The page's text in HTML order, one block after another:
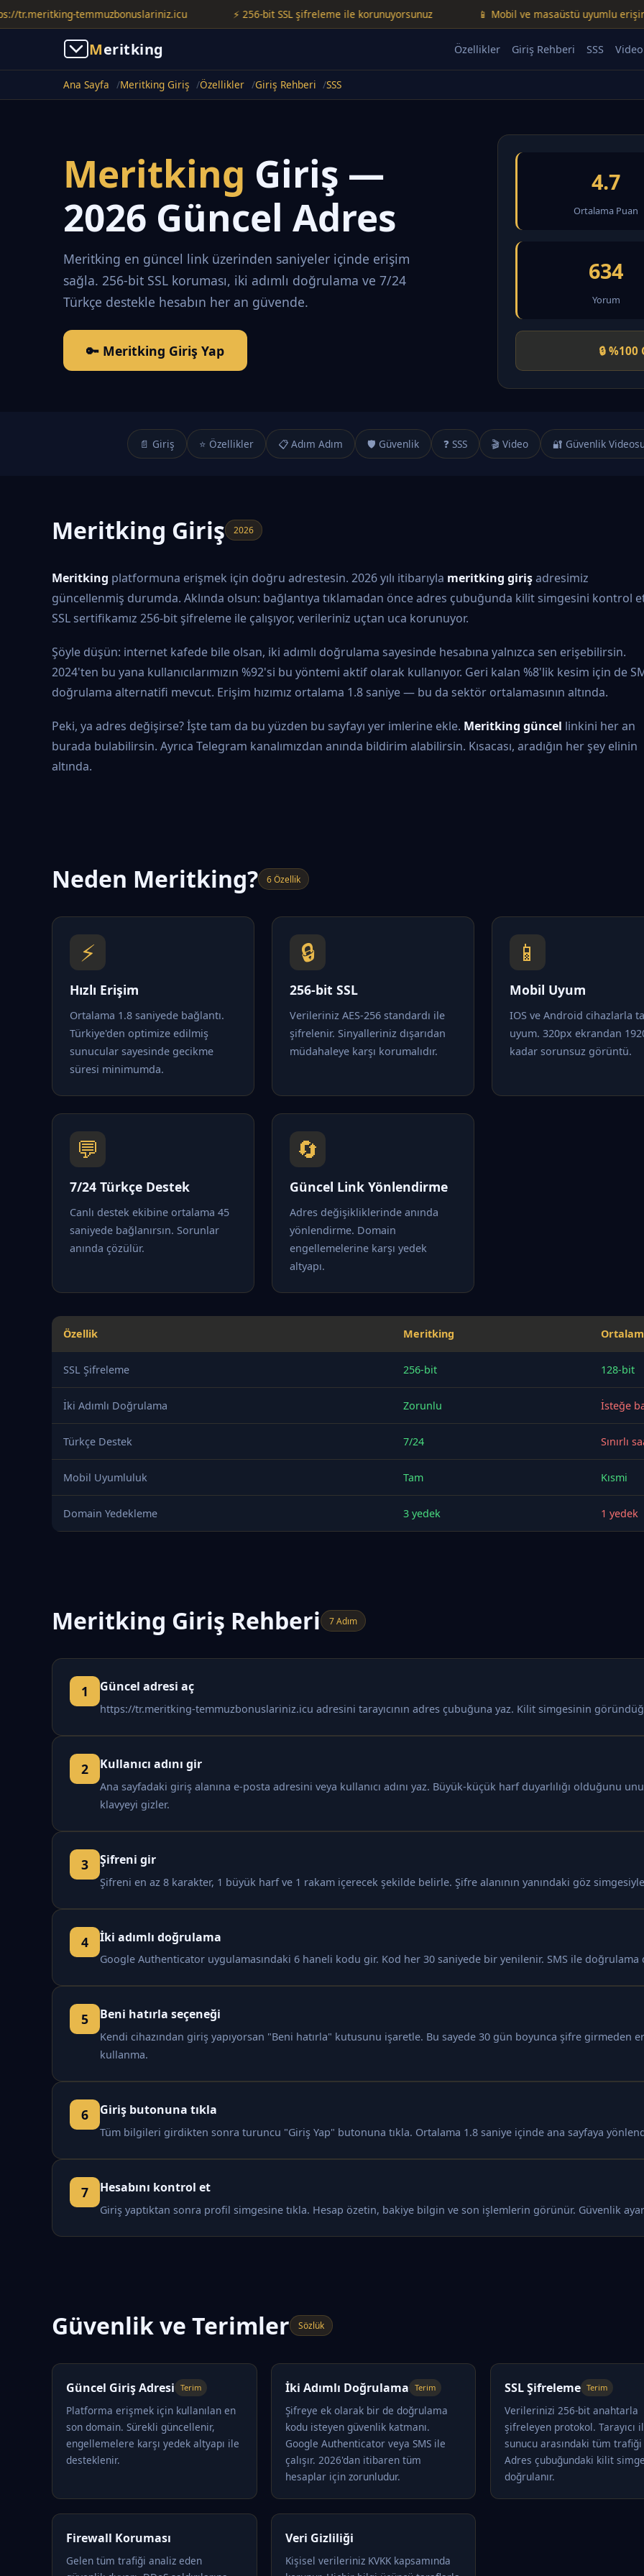
temmuzbonuslariniz.icu ⚡ 256-bit SSL şifreleme ile korunuyorsunuz 📱 Mobil ve masaüstü uyumlu erişim
Meritking Özellikler Giriş Rehberi SSS Video
Ana Sayfa Meritking Giriş Özellikler Giriş Rehberi SSS
Meritking Giriş —
2026 Güncel Adres
Meritking en güncel link üzerinden saniyeler içinde erişim
sağla. 256-bit SSL koruması, iki adımlı doğrulama ve 7/24
Türkçe destekle hesabın her an güvende.
🔑 Meritking Giriş Yap
4.7
Ortalama Puan
634
Yorum
🔒
📄 Giriş ⭐ Özellikler 📋 Adım Adım 🛡️ Güvenlik ❓ SSS 🎬 Video 🔐 Güvenlik
Meritking Giriş 2026
Meritking platformuna erişmek için doğru adrestesin. 2026 yılı itibarıyla meritking girişadresimiz
güncellenmiş durumda. Aklında olsun: bağlantıya tıklamadan önce adres çubuğunda kilit simgesini kontrol
SSL sertifikamız 256-bit şifreleme ile çalışıyor, verileriniz uçtan uca korunuyor.
Şöyle düşün: internet kafede bile olsan, iki adımlı doğrulama sayesinde hesabına yalnızca sen erişebilirsin.
2024'ten bu yana kullanıcılarımızın %92'si bu yöntemi aktif olarak kullanıyor. Geri kalan %8'lik kesim için de
doğrulama alternatifi mevcut. Erişim hızımız ortalama 1.8 saniye — bu da sektör ortalamasının altında.
Peki, ya adres değişirse? İşte tam da bu yüzden bu sayfayı yer imlerine ekle. Meritking güncel linkini her an
burada bulabilirsin. Ayrıca Telegram kanalımızdan anında bildirim alabilirsin. Kısacası, aradığın her şey elinin
altında.
Neden Meritking? 6 Özellik
⚡
Hızlı Erişim
Ortalama 1.8 saniyede bağlantı.
Türkiye'den optimize edilmiş
sunucular sayesinde gecikme
süresi minimumda.
🔒
256-bit SSL
Verileriniz AES-256 standardı ile
şifrelenir. Sinyalleriniz dışarıdan
müdahaleye karşı korumalıdır.
📱
Mobil Uyum
IOS ve Android cihazlarla
uyum. 320px ekrandan
kadar sorunsuz görüntü.
💬
7/24 Türkçe Destek
Canlı destek ekibine ortalama 45
saniyede bağlanırsın. Sorunlar
anında çözülür.
🔄
Güncel Link Yönlendirme
Adres değişikliklerinde anında
yönlendirme. Domain
engellemelerine karşı yedek
altyapı.
Özellik Meritking
SSL Şifreleme 256-bit 128-bit
İki Adımlı Doğrulama Zorunlu İsteğe
Türkçe Destek 7/24 Sınırlı
Mobil Uyumluluk Tam Kısmi
Domain Yedekleme 3 yedek 1 yedek
Meritking Giriş Rehberi 7 Adım
Güncel adresi aç
https://tr.meritking-temmuzbonuslariniz.icu adresini tarayıcının adres çubuğuna yaz. Kilit simgesinin
Kullanıcı adını gir
Ana sayfadaki giriş alanına e-posta adresini veya kullanıcı adını yaz. Büyük-küçük harf duyarlılığı olduğunu
klavyeyi gizler.
Şifreni gir
Şifreni en az 8 karakter, 1 büyük harf ve 1 rakam içerecek şekilde belirle. Şifre alanının yanındaki göz
İki adımlı doğrulama
Google Authenticator uygulamasındaki 6 haneli kodu gir. Kod her 30 saniyede bir yenilenir. SMS ile
Beni hatırla seçeneği
Kendi cihazından giriş yapıyorsan "Beni hatırla" kutusunu işaretle. Bu sayede 30 gün boyunca şifre girmeden
kullanma.
Giriş butonuna tıkla
Tüm bilgileri girdikten sonra turuncu "Giriş Yap" butonuna tıkla. Ortalama 1.8 saniye içinde ana sayfaya
Hesabını kontrol et
Giriş yaptıktan sonra profil simgesine tıkla. Hesap özetin, bakiye bilgin ve son işlemlerin görünür. Güvenlik
Güvenlik ve Terimler Sözlük
Güncel Giriş Adresi Terim
Platforma erişmek için kullanılan en
son domain. Sürekli güncellenir,
engellemelere karşı yedek altyapı ile
desteklenir.
İki Adımlı Doğrulama Terim
Şifreye ek olarak bir de doğrulama
kodu isteyen güvenlik katmanı.
Google Authenticator veya SMS ile
çalışır. 2026'dan itibaren tüm
hesaplar için zorunludur.
SSL Şifreleme Terim
Verilerinizi 256-bit anahtarla
şifreleyen protokol. Tarayıcı
sunucu arasındaki tüm trafiği
Adres çubuğundaki kilit
doğrulanır.
Firewall Koruması
Gelen tüm trafiği analiz eden
Veri Gizliliği
Kişisel verileriniz KVKK kapsamında